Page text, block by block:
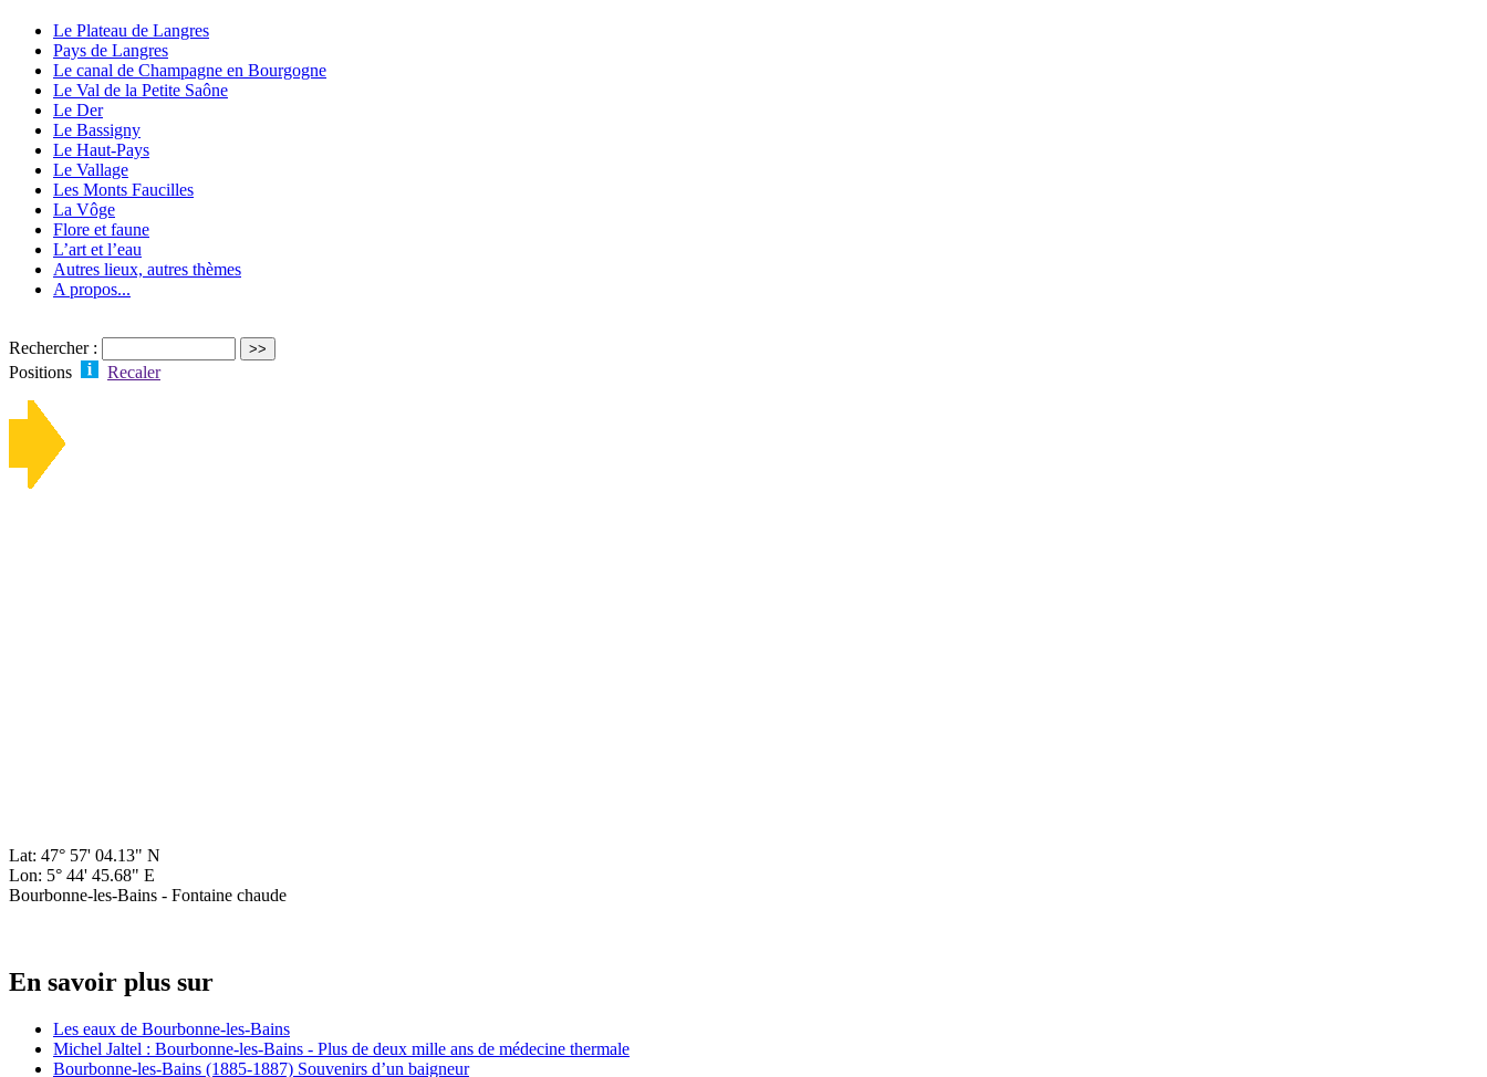
Le Plateau de Langres
Pays de Langres
Le canal de Champagne en Bourgogne
Le Val de la Petite Saône
Le Der
Le Bassigny
Le Haut-Pays
Le Vallage
Les Monts Faucilles
La Vôge
Flore et faune
L’art et l’eau
Autres lieux, autres thèmes
A propos...
Rechercher :
Positions
Recaler
Lat: 47° 57' 04.13" N
Lon: 5° 44' 45.68" E
Bourbonne-les-Bains - Fontaine chaude
En savoir plus sur
Les eaux de Bourbonne-les-Bains
Michel Jaltel : Bourbonne-les-Bains - Plus de deux mille ans de médecine thermale
Bourbonne-les-Bains (1885-1887) Souvenirs d’un baigneur